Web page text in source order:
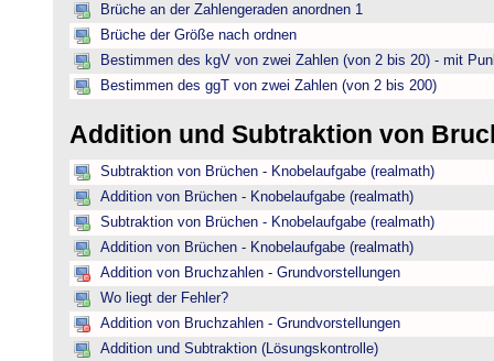
Brüche an der Zahlengeraden anordnen 1
Brüche der Größe nach ordnen
Bestimmen des kgV von zwei Zahlen (von 2 bis 20) - mit
Bestimmen des ggT von zwei Zahlen (von 2 bis 200)
Addition und Subtraktion von
Subtraktion von Brüchen - Knobelaufgabe (realmath)
Addition von Brüchen - Knobelaufgabe (realmath)
Subtraktion von Brüchen - Knobelaufgabe (realmath)
Addition von Brüchen - Knobelaufgabe (realmath)
Addition von Bruchzahlen - Grundvorstellungen
Wo liegt der Fehler?
Addition von Bruchzahlen - Grundvorstellungen
Addition und Subtraktion (Lösungskontrolle)